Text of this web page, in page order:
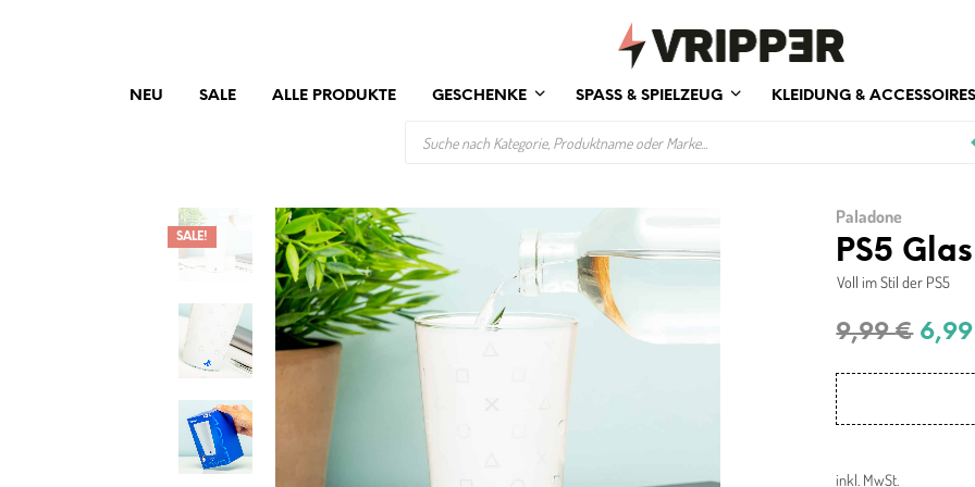
NEU SALE ALLE PRODUKTE GESCHENKE SPASS & SPIELZEUG KLEIDUNG & ACCESSOIRES
SALE!
Paladone
PS5 Glas
Voll im Stil der PS5
9,99€
inkl. MwSt.